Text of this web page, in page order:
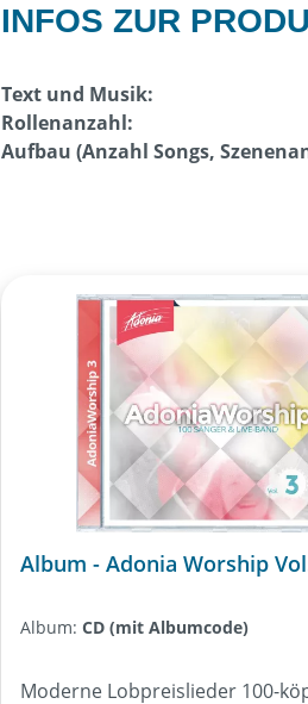
INFOS ZUR
Text und Musik:
Rollenanzahl:
Aufbau (Anzahl Songs,
Album - Adonia Worship
Album: CD (mit Albumcode)
Moderne Lobpreislieder 100-